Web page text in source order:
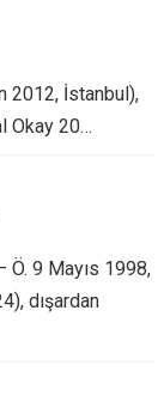
2012, İstanbul),
Okay 20…
Ö. 9 Mayıs 1998,
dışardan